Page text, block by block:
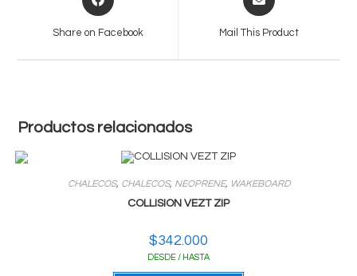
in
Share on Facebook
in
Mail This Product
Productos relacionados
CHALECOS, CHALECOS, NEOPRENE, WAKEBOARD
COLLISION VEZT ZIP
$342.000
DESDE / HASTA